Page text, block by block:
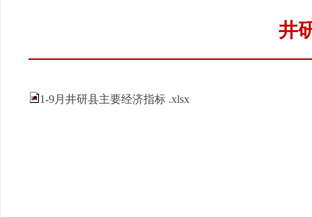
井
1-9月井研县主要经济指标 .xlsx